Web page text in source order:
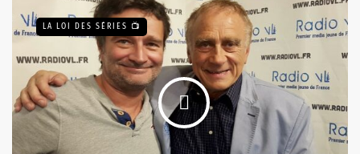
LA LOI DES SÉRIES 📺